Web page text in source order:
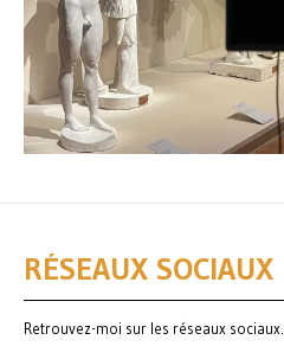
RÉSEAUX SOCIAUX
Retrouvez-moi sur les réseaux sociaux.